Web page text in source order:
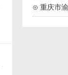
高等专科
⊙ 重庆市